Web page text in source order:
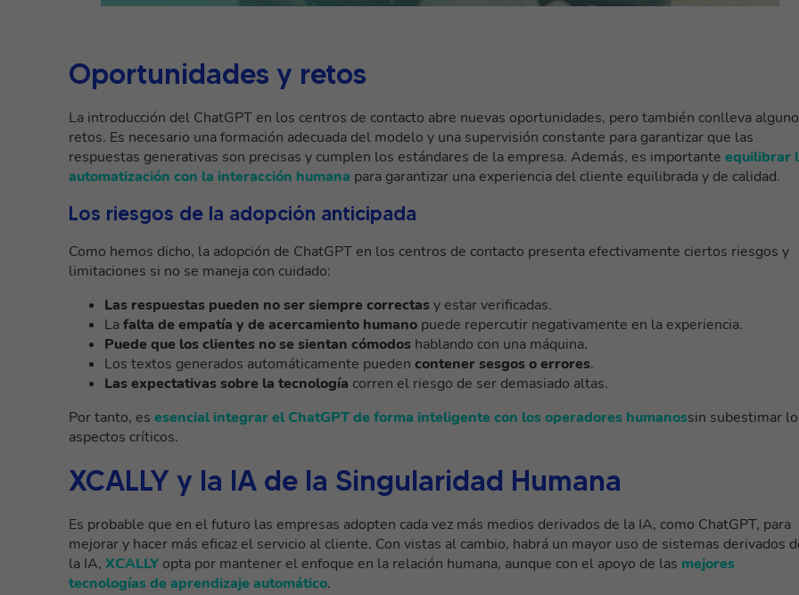
Oportunidades y retos
La introducción del ChatGPT en los centros de contacto abre nuevas oportunidades, pero también conlleva
retos. Es necesario una formación adecuada del modelo y una supervisión constante para garantizar que las
respuestas generativas son precisas y cumplen los estándares de la empresa. Además, es importante equilibrar
automatización con la interacción humana para garantizar una experiencia del cliente equilibrada y de calidad.
Los riesgos de la adopción anticipada
Como hemos dicho, la adopción de ChatGPT en los centros de contacto presenta efectivamente ciertos riesgos y
limitaciones si no se maneja con cuidado:
Las respuestas pueden no ser siempre correctasy estar verificadas.
Lafalta de empatía y de acercamiento humano puede repercutir negativamente en la experiencia.
Puede que los clientes no se sientan cómodos hablando con una máquina.
Los textos generados automáticamente pueden contener sesgos o errores.
Las expectativas sobre la tecnología corren el riesgo de ser demasiado altas.
Por tanto, es esencial integrar el ChatGPT de forma inteligente con los operadores humanossin subestimar
aspectos críticos.
XCALLY y la IA de la Singularidad Humana
Es probable que en el futuro las empresas adopten cada vez más medios derivados de la IA, como ChatGPT, para
mejorar y hacer más eficaz el servicio al cliente. Con vistas al cambio, habrá un mayor uso de sistemas derivados
la IA, XCALLY opta por mantener el enfoque en la relación humana, aunque con el apoyo de las mejores
tecnologías de aprendizaje automático.